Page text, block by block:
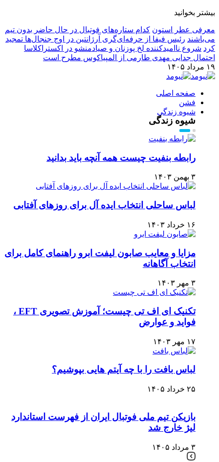
بیشتر بخوانید
معرفی عطر استون کدام ستاره‌های فوتبال در حال حاضر بدون تیم
می‌باشند رئیس فیفا از حرفه‌ای‌گری آرژانتین در اوج جنجال‌ها تمجید
کرد شروع ناامیدکننده لخ پوزنان و صیادمنشو در اکستراکلاسا
احتمال جدایی مهدی طارمی از المپیاکوس مطرح است
۱۹ مرداد ۱۴۰۵
صفحه اصلی
فشن
شیوه زندگی
شیوه زندگی
رابطه بنفیت چیست همه آنچه باید بدانید
۳ بهمن ۱۴۰۳
لباس ساحلی انتخاب ایده آل برای روزهای آفتابی
۱۶ خرداد ۱۴۰۳
مزایا و معایب صابون لیفت ابرو راهنمای کامل برای
انتخاب آگاهانه
۳ مهر ۱۴۰۳
تکنیک ای اف تی چیست؛ آموزش تصویری EFT ،
فواید و عوارض
۱۷ مهر ۱۴۰۳
لباس بافت را با چه آیتم هایی بپوشیم؟
۲۵ خرداد ۱۴۰۵
بازیکن تیم ملی فوتبال ایران از فهرست استاندارد
لیژ خارج شد
۳ مرداد ۱۴۰۵